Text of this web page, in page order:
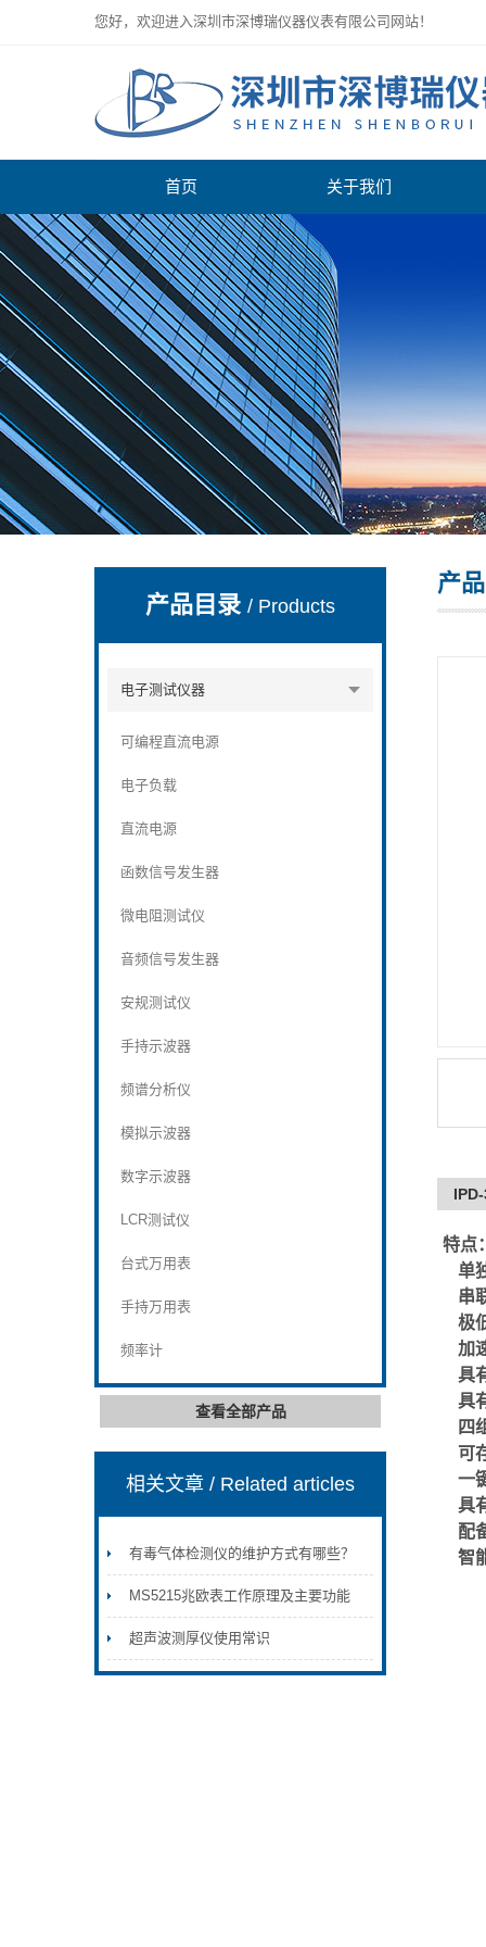
您好，欢迎进入深圳市深博瑞仪器仪表有限公司网站！
深圳市深博瑞仪器仪表有限公司
首页 关于我们
产品目录/ Products
电子测试仪器
可编程直流电源
电子负载
直流电源
函数信号发生器
微电阻测试仪
音频信号发生器
安规测试仪
手持示波器
频谱分析仪
模拟示波器
数字示波器
LCR测试仪
台式万用表
手持万用表
频率计
查看全部产品
相关文章/ Related articles
有毒气体检测仪的维护方式有哪些？
MS5215兆欧表工作原理及主要功能
超声波测厚仪使用常识
产
特点
单
串
极
加
具
具
四
可
一
具
配
智